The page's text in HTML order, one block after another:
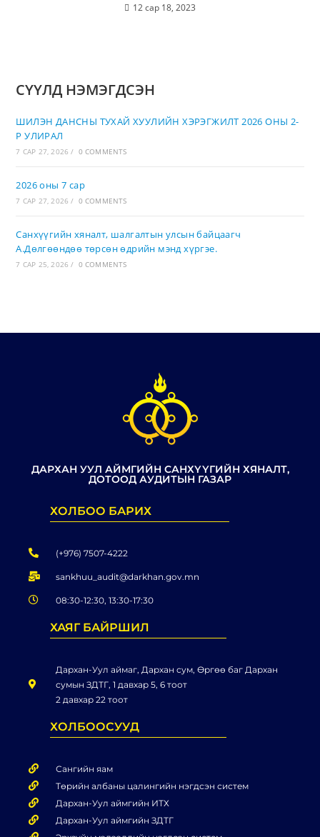
12 сар 18, 2023
СҮҮЛД НЭМЭГДСЭН
ШИЛЭН ДАНСНЫ ТУХАЙ ХУУЛИЙН ХЭРЭГЖИЛТ 2026 ОНЫ 2-
Р УЛИРАЛ
7 САР 27, 2026 / 0 COMMENTS
2026 оны 7 сар
7 САР 27, 2026 / 0 COMMENTS
Санхүүгийн хяналт, шалгалтын улсын байцаагч
А.Дөлгөөндөө төрсөн өдрийн мэнд хүргэе.
7 САР 25, 2026 / 0 COMMENTS
ДАРХАН УУЛ АЙМГИЙН САНХҮҮГИЙН ХЯНАЛТ,
ДОТООД АУДИТЫН ГАЗАР
ХОЛБОО БАРИХ
(+976) 7507-4222
sankhuu_audit@darkhan.gov.mn
08:30-12:30, 13:30-17:30
ХАЯГ БАЙРШИЛ
Дархан-Уул аймаг, Дархан сум, Өргөө баг Дархан
сумын ЗДТГ, 1 давхар 5, 6 тоот
2 давхар 22 тоот
ХОЛБООСУУД
Сангийн яам
Төрийн албаны цалингийн нэгдсэн систем
Дархан-Уул аймгийн ИТХ
Дархан-Уул аймгийн ЗДТГ